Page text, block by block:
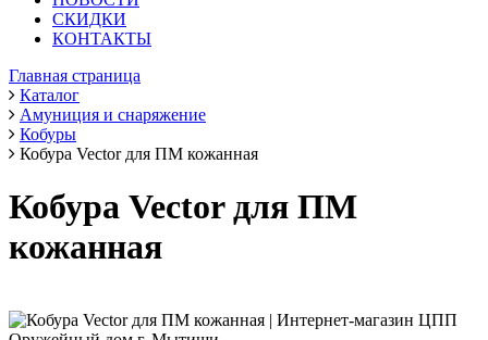
СКИДКИ
КОНТАКТЫ
Главная страница
Каталог
Амуниция и снаряжение
Кобуры
Кобура Vector для ПМ кожанная
Кобура Vector для ПМ
кожанная